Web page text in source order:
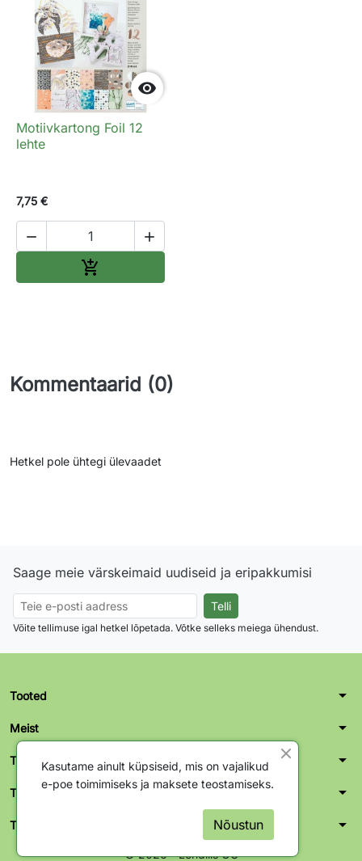

Motiivkartong Foil 12
lehte
7,75 €
 

Kommentaarid (0)
Hetkel pole ühtegi ülevaadet
Saage meie värskeimaid uudiseid ja eripakkumisi
Võite tellimuse igal hetkel lõpetada. Võtke selleks meiega ühendust.
Tooted arrow_drop_down
Meist arrow_drop_down
Teie konto arrow_drop_down
Tallinn kontor-ladu arrow_drop_down
Tartu kontor-ladu arrow_drop_down
© 2026 - Lendliis OÜ
Kasutame ainult küpsiseid, mis on vajalikud
e-poe toimimiseks ja maksete teostamiseks.
Nõustun